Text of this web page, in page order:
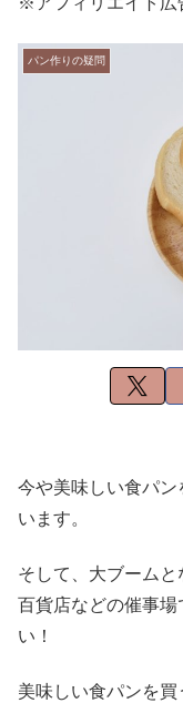
パン作りの疑問
今や美味しい食パ
います。
そして、大ブームと
百貨店などの催事
い！
美味しい食パンを